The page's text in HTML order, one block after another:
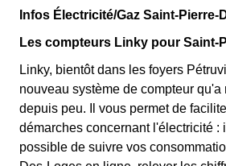
Infos Électricité/Gaz Saint-Pierre-
Les compteurs Linky pour Saint-
Linky, bientôt dans les foyers
nouveau système de compteur
depuis peu. Il vous permet de
démarches concernant l'électricité :
possible de suivre vos